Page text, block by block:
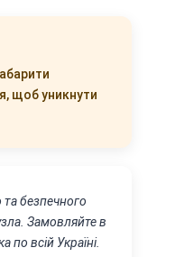
щоб уникнути
безпечного
Замовляйте в
по всій Україні.